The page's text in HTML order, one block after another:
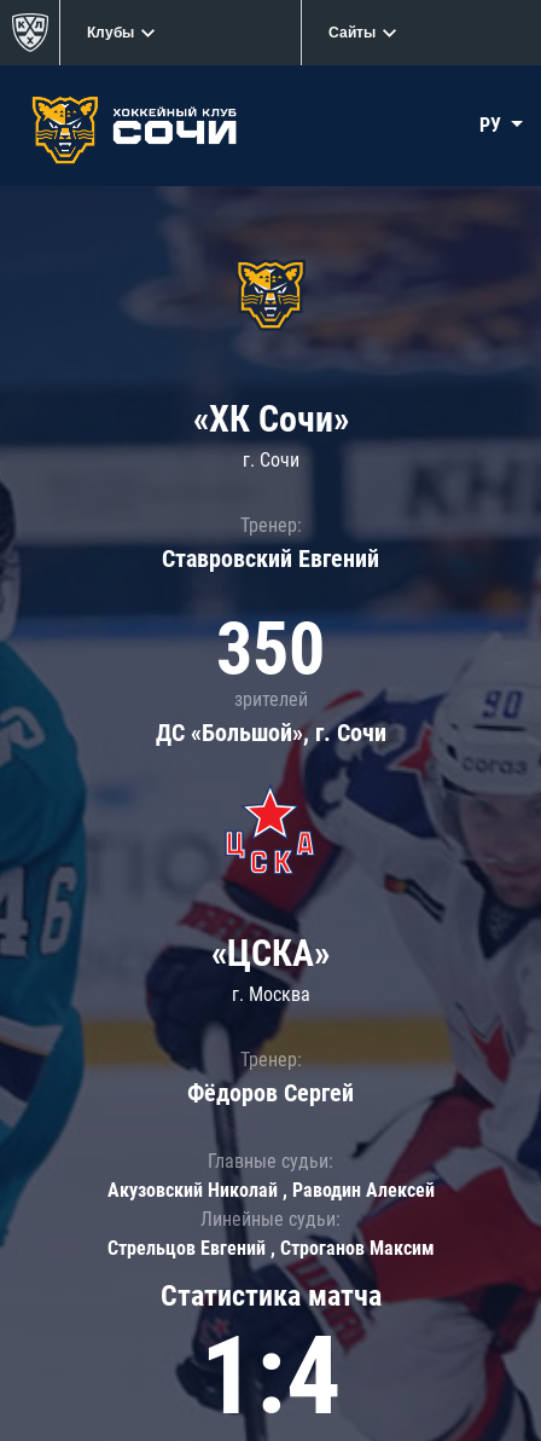
Клубы Сайты
РУ
«ХК Сочи»
г. Сочи
Тренер:
Ставровский Евгений
350
зрителей
ДС «Большой», г. Сочи
Статистика матча
1:4
«ЦСКА»
г. Москва
Тренер:
Фёдоров Сергей
Главные судьи:
Акузовский Николай , Раводин Алексей
Линейные судьи:
Стрельцов Евгений , Строганов Максим